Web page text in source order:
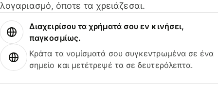
λογαριασμό, όποτε τα χρειάζεσαι.
Διαχειρίσου τα χρήματά σου εν κινήσει,
παγκοσμίως.
Κράτα τα νομίσματά σου συγκεντρωμένα σε ένα
σημείο και μετέτρεψέ τα σε δευτερόλεπτα.